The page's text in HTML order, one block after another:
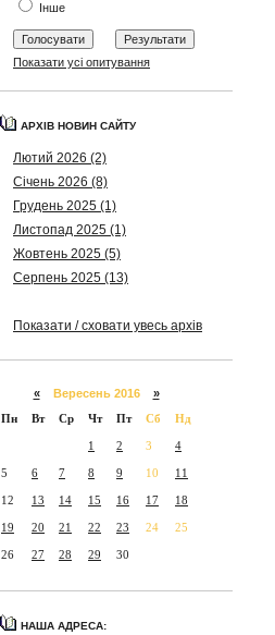
Інше
Показати усі опитування
АРХІВ НОВИН САЙТУ
Лютий 2026 (2)
Січень 2026 (8)
Грудень 2025 (1)
Листопад 2025 (1)
Жовтень 2025 (5)
Серпень 2025 (13)
Показати / сховати увесь архів
«Вересень 2016 »
Пн
Вт Ср Чт Пт Сб Нд
1 2 3 4
5 6 7 8 9 10 11
12 13 14 15 16 17 18
19 20 21 22 23 24 25
26 27 28 29 30
НАША АДРЕСА: